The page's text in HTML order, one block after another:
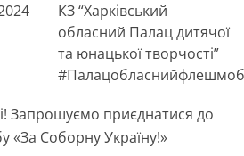
КЗ “Харківський
обласний Палац дитячої
та юнацької творчості”
Запрошуємо приєднатися до
«За Соборну Україну!»